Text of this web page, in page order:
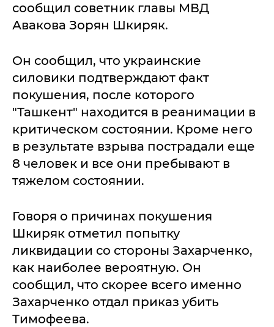
сообщил советник главы МВД
Авакова Зорян Шкиряк.
Он сообщил, что украинские
силовики подтверждают факт
покушения, после которого
"Ташкент" находится в реанимации в
критическом состоянии. Кроме него
в результате взрыва пострадали еще
8 человек и все они пребывают в
тяжелом состоянии.
Говоря о причинах покушения
Шкиряк отметил попытку
ликвидации со стороны Захарченко,
как наиболее вероятную. Он
сообщил, что скорее всего именно
Захарченко отдал приказ убить
Тимофеева.